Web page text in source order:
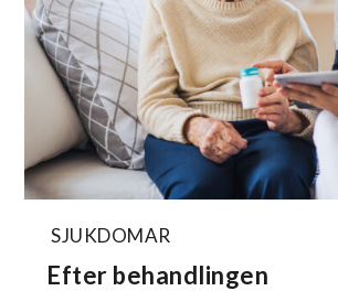
SJUKDOMAR
Efter behandlingen